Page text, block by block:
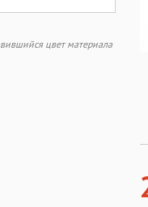
цвет материала